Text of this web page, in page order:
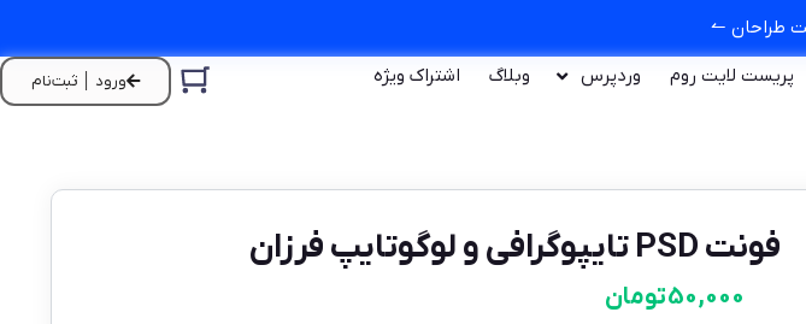
طراحان ↼
پریست لایت روم وردپرس وبلاگ اشتراک ویژه ورود │ ثبت‌نام
فونت PSD تایپوگرافی و لوگوتایپ فرزان
50,000تومان